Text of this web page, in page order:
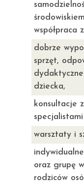
współpraca
dobrze
sprzęt,
dziecka,
konsultacje
warsztaty i
oraz grupę
rodziców